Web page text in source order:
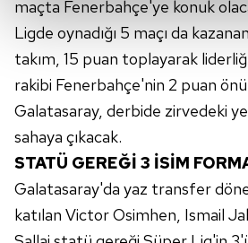
kalemimiz olduğunu sizlere
Her halükârda, kullanıcılar, bu
takdirde, kullanıcılara hedefli
gösterilmeyecektir."
Sizlere daha iyi bir hizmet
Sitemizde kendimize ve üçüncü
verileriniz işlenmekte olup gerekli
toplumu hizmetlerinin sunulması
maçta Fenerbahçe'ye konuk
Ligde oynadığı 5 maçı da kazanan
takım, 15 puan toplayarak
rakibi Fenerbahçe'nin 2 puan
Galatasaray, derbide zirvedeki
sahaya çıkacak.
STATÜ GEREĞİ 3 İSİM
Galatasaray'da yaz transfer
katılan Victor Osimhen, Ismail